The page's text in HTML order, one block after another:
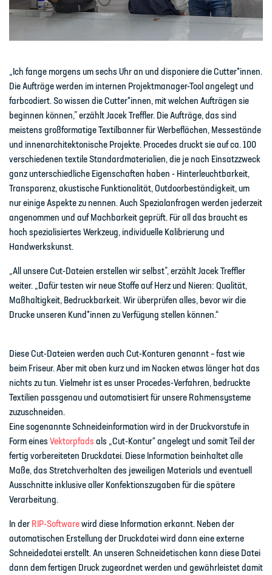
„Ich fange morgens um sechs Uhr an und disponiere die Cutter*innen.
Die Aufträge werden im internen Projektmanager-Tool angelegt und
farbcodiert. So wissen die Cutter*innen, mit welchen Aufträgen sie
beginnen können,” erzählt Jacek Treffler. Die Aufträge, das sind
meistens großformatige Textilbanner für Werbeflächen, Messestände
und innenarchitektonische Projekte. Procedes druckt sie auf ca. 100
verschiedenen textile Standardmaterialien, die je nach Einsatzzweck
ganz unterschiedliche Eigenschaften haben - Hinterleuchtbarkeit,
Transparenz, akustische Funktionalität, Outdoorbeständigkeit, um
nur einige Aspekte zu nennen. Auch Spezialanfragen werden jederzeit
angenommen und auf Machbarkeit geprüft. Für all das braucht es
hoch spezialisiertes Werkzeug, individuelle Kalibrierung und
Handwerkskunst.
„All unsere Cut-Dateien erstellen wir selbst”, erzählt Jacek Treffler
weiter. „Dafür testen wir neue Stoffe auf Herz und Nieren: Qualität,
Maßhaltigkeit, Bedruckbarkeit. Wir überprüfen alles, bevor wir die
Drucke unseren Kund*innen zu Verfügung stellen können.“
Diese Cut-Dateien werden auch Cut-Konturen genannt – fast wie
beim Friseur. Aber mit oben kurz und im Nacken etwas länger hat das
nichts zu tun. Vielmehr ist es unser Procedes-Verfahren, bedruckte
Textilien passgenau und automatisiert für unsere Rahmensysteme
zuzuschneiden.
Eine sogenannte Schneideinformation wird in der Druckvorstufe in
Form eines Vektorpfads als „Cut-Kontur“ angelegt und somit Teil der
fertig vorbereiteten Druckdatei. Diese Information beinhaltet alle
Maße, das Stretchverhalten des jeweiligen Materials und eventuell
Ausschnitte inklusive aller Konfektionszugaben für die spätere
Verarbeitung.
In der RIP-Softwarewird diese Information erkannt. Neben der
automatischen Erstellung der Druckdatei wird dann eine externe
Schneidedatei erstellt. An unseren Schneidetischen kann diese Datei
dann dem fertigen Druck zugeordnet werden und gewährleistet damit